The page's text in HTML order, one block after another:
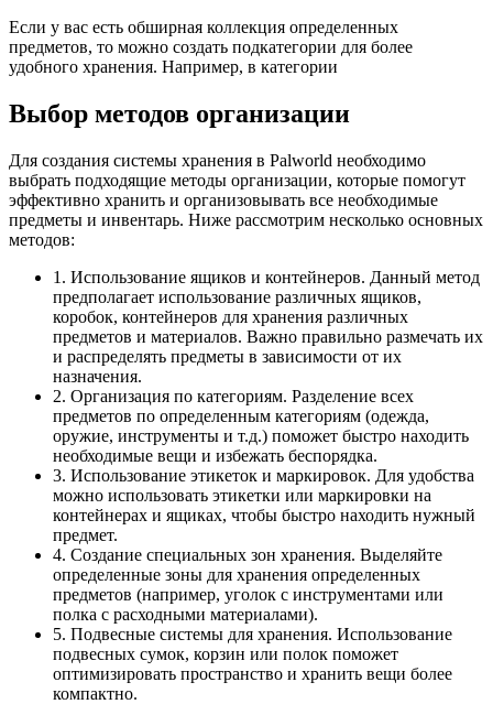
Если у вас есть обширная коллекция определенных
предметов, то можно создать подкатегории для более
удобного хранения. Например, в категории
Выбор методов организации
Для создания системы хранения в Palworld необходимо
выбрать подходящие методы организации, которые помогут
эффективно хранить и организовывать все необходимые
предметы и инвентарь. Ниже рассмотрим несколько основных
методов:
1. Использование ящиков и контейнеров. Данный метод
предполагает использование различных ящиков,
коробок, контейнеров для хранения различных
предметов и материалов. Важно правильно размечать их
и распределять предметы в зависимости от их
назначения.
2. Организация по категориям. Разделение всех
предметов по определенным категориям (одежда,
оружие, инструменты и т.д.) поможет быстро находить
необходимые вещи и избежать беспорядка.
3. Использование этикеток и маркировок. Для удобства
можно использовать этикетки или маркировки на
контейнерах и ящиках, чтобы быстро находить нужный
предмет.
4. Создание специальных зон хранения. Выделяйте
определенные зоны для хранения определенных
предметов (например, уголок с инструментами или
полка с расходными материалами).
5. Подвесные системы для хранения. Использование
подвесных сумок, корзин или полок поможет
оптимизировать пространство и хранить вещи более
компактно.